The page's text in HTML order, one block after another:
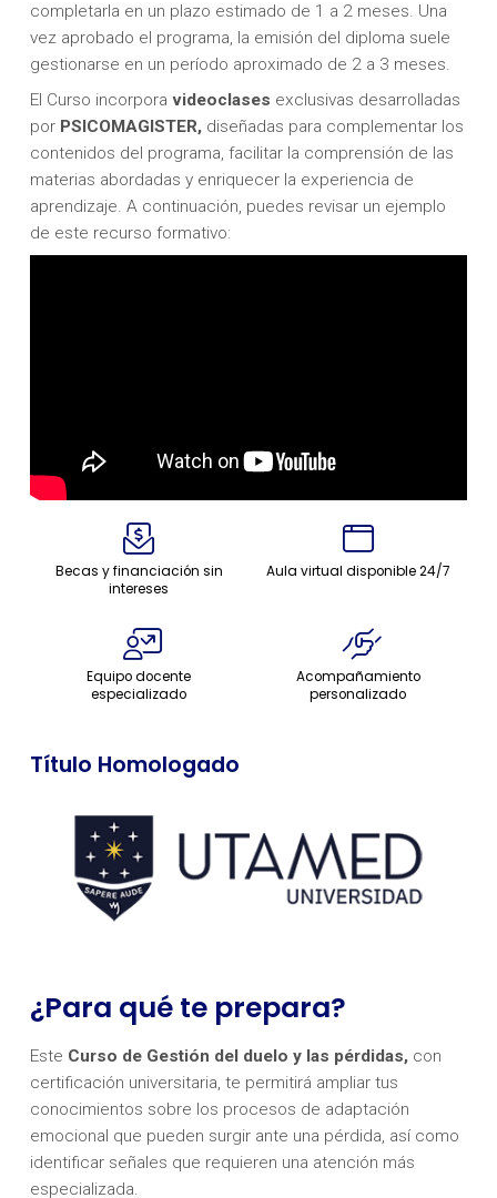
completarla en un plazo estimado de 1 a 2 meses. Una
vez aprobado el programa, la emisión del diploma suele
gestionarse en un período aproximado de 2 a 3 meses.
El Curso incorpora videoclases exclusivas desarrolladas
por PSICOMAGISTER,diseñadas para complementar los
contenidos del programa, facilitar la comprensión de las
materias abordadas y enriquecer la experiencia de
aprendizaje. A continuación, puedes revisar un ejemplo
de este recurso formativo:
Becas y financiación sin
intereses
Aula virtual disponible 24/7
Equipo docente
especializado
Acompañamiento
personalizado
Título Homologado
¿Para qué te prepara?
Este Curso de Gestión del duelo y las pérdidas,con
certificación universitaria, te permitirá ampliar tus
conocimientos sobre los procesos de adaptación
emocional que pueden surgir ante una pérdida, así como
identificar señales que requieren una atención más
especializada.